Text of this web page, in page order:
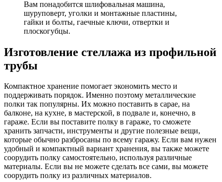
Вам понадобится шлифовальная машина,
шуруповерт, уголки и монтажные пластины,
гайки и болты, гаечные ключи, отвертки и
плоскогубцы.
Изготовление стеллажа из профильной
трубы
Компактное хранение помогает экономить место и
поддерживать порядок. Именно поэтому металлические
полки так популярны. Их можно поставить в сарае, на
балконе, на кухне, в мастерской, в подвале и, конечно, в
гараже. Если вы поставите полку в гараже, то сможете
хранить запчасти, инструменты и другие полезные вещи,
которые обычно разбросаны по всему гаражу. Если вам нужен
удобный и компактный вариант хранения, вы также можете
соорудить полку самостоятельно, используя различные
материалы. Если вы не можете сделать все сами, вы можете
соорудить полку из различных материалов.